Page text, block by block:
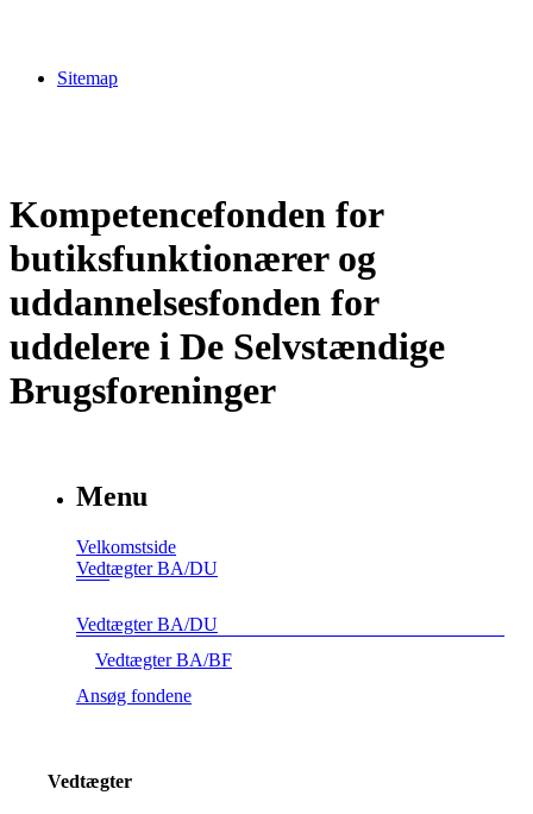
Sitemap
Kompetencefonden for
butiksfunktionærer og
uddannelsesfonden for
uddelere i De Selvstændige
Brugsforeninger
Menu
Velkomstside
Vedtægter BA/DU
Vedtægter BA/DU
Vedtægter BA/BF
Ansøg fondene
Vedtægter